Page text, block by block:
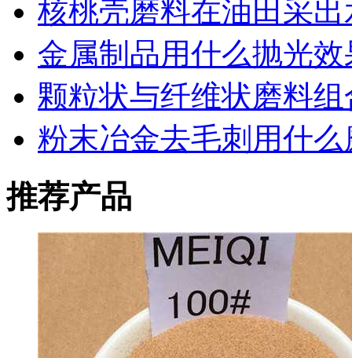
核桃壳磨料在油田采
金属制品用什么抛光
颗粒状与纤维状磨料
粉末冶金去毛刺用什
推荐产品